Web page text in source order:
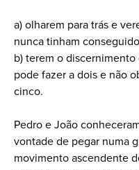
a) olharem para trás e
nunca tinham
b) terem o
pode fazer a dois e não
cinco.
Pedro e João
vontade de pegar numa
movimento ascendente